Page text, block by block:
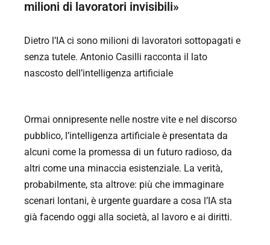
milioni di lavoratori invisibili»
Dietro l’IA ci sono milioni di lavoratori sottopagati e
senza tutele. Antonio Casilli racconta il lato
nascosto dell’intelligenza artificiale
Ormai onnipresente nelle nostre vite e nel discorso
pubblico, l’intelligenza artificiale è presentata da
alcuni come la promessa di un futuro radioso, da
altri come una minaccia esistenziale. La verità,
probabilmente, sta altrove: più che immaginare
scenari lontani, è urgente guardare a cosa l’IA sta
già facendo oggi alla società, al lavoro e ai diritti.